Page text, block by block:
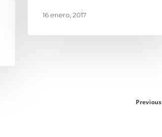
16 enero, 2017
Previous